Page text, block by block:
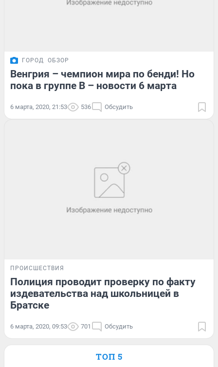
ГОРОД ОБЗОР
Венгрия – чемпион мира по бенди! Но
пока в группе B – новости 6 марта
6 марта, 2020, 21:53 536 Обсудить
ПРОИСШЕСТВИЯ
Полиция проводит проверку по факту
издевательства над школьницей в
Братске
6 марта, 2020, 09:53 701 Обсудить
ТОП 5